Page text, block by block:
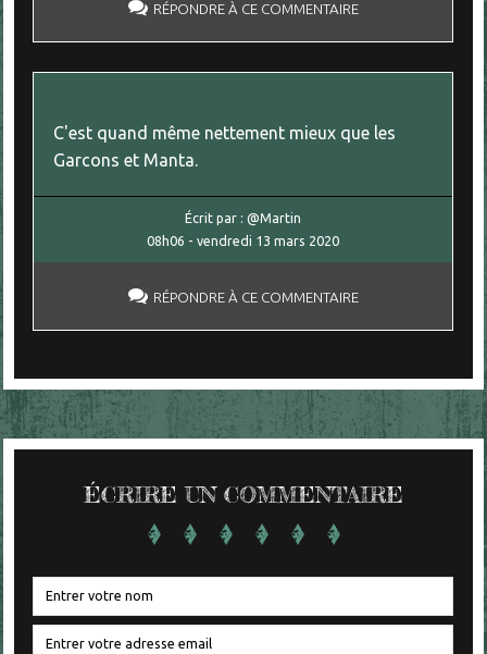
RÉPONDRE À CE COMMENTAIRE
C'est quand même nettement mieux que les
Garcons et Manta.
Écrit par :@Martin
08h06 -vendredi 13 mars 2020
RÉPONDRE À CE COMMENTAIRE
ÉCRIRE UN COMMENTAIRE